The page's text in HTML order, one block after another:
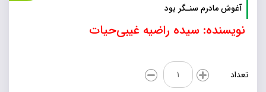
آغوش مادرم سنـگر بود
نویسنده: سیده راضیه غیبی‌حیات
تعداد
آغوش
مادرم